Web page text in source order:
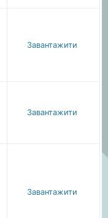
Завантажити
Завантажити
Завантажити